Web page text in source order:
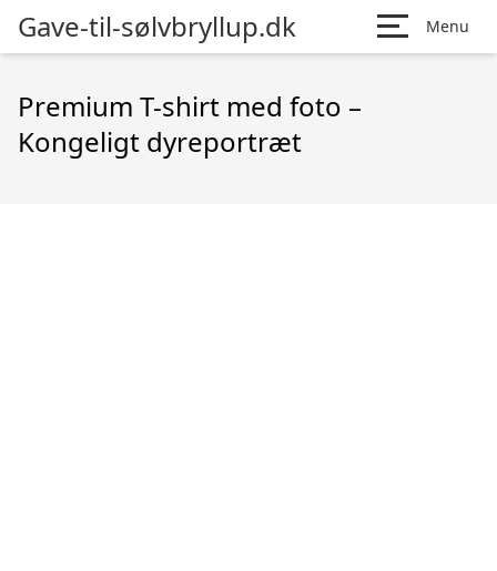
Gave-til-sølvbryllup.dk Menu
Premium T-shirt med foto –
Kongeligt dyreportræt